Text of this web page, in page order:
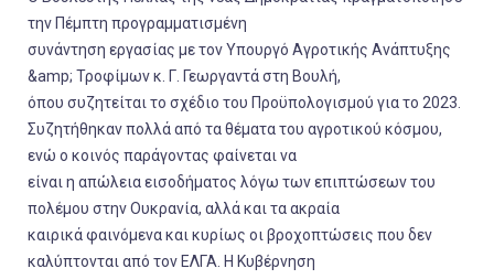
την Πέμπτη προγραμματισμένη
συνάντηση εργασίας με τον Υπουργό Αγροτικής Ανάπτυξης
&amp; Τροφίμων κ. Γ. Γεωργαντά στη Βουλή,
όπου συζητείται το σχέδιο του Προϋπολογισμού για το 2023.
Συζητήθηκαν πολλά από τα θέματα του αγροτικού κόσμου,
ενώ ο κοινός παράγοντας φαίνεται να
είναι η απώλεια εισοδήματος λόγω των επιπτώσεων του
πολέμου στην Ουκρανία, αλλά και τα ακραία
καιρικά φαινόμενα και κυρίως οι βροχοπτώσεις που δεν
καλύπτονται από τον ΕΛΓΑ. Η Κυβέρνηση